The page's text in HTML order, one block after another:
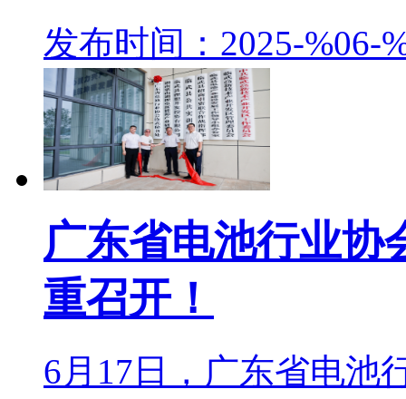
发布时间：2025-%06-
广东省电池行业协
重召开！
6月17日，广东省电池